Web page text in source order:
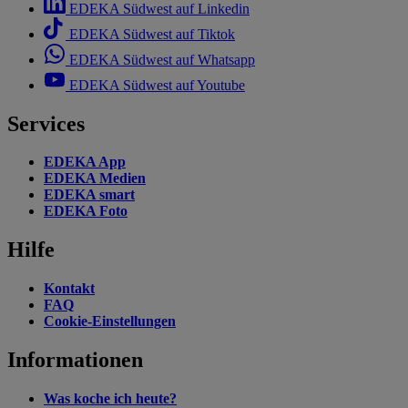
EDEKA Südwest auf Linkedin
EDEKA Südwest auf Tiktok
EDEKA Südwest auf Whatsapp
EDEKA Südwest auf Youtube
Services
EDEKA App
EDEKA Medien
EDEKA smart
EDEKA Foto
Hilfe
Kontakt
FAQ
Cookie-Einstellungen
Informationen
Was koche ich heute?